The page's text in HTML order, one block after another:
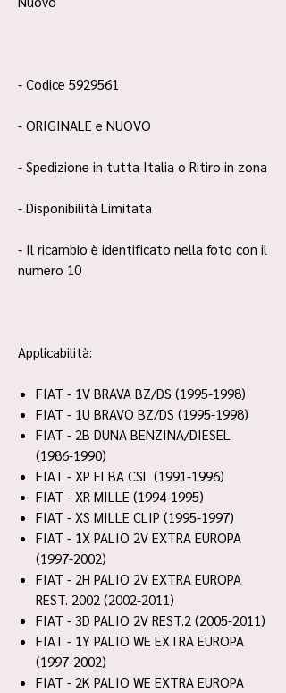
- Codice 5929561
- ORIGINALE e NUOVO
- Spedizione in tutta Italia o Ritiro in zona
- Disponibilità Limitata
- Il ricambio è identificato nella foto con il
numero 10
Applicabilità:
FIAT - 1V BRAVA BZ/DS (1995-1998)
FIAT - 1U BRAVO BZ/DS (1995-1998)
FIAT - 2B DUNA BENZINA/DIESEL
(1986-1990)
FIAT - XP ELBA CSL (1991-1996)
FIAT - XR MILLE (1994-1995)
FIAT - XS MILLE CLIP (1995-1997)
FIAT - 1X PALIO 2V EXTRA EUROPA
(1997-2002)
FIAT - 2H PALIO 2V EXTRA EUROPA
REST. 2002 (2002-2011)
FIAT - 3D PALIO 2V REST.2 (2005-2011)
FIAT - 1Y PALIO WE EXTRA EUROPA
(1997-2002)
FIAT - 2K PALIO WE EXTRA EUROPA